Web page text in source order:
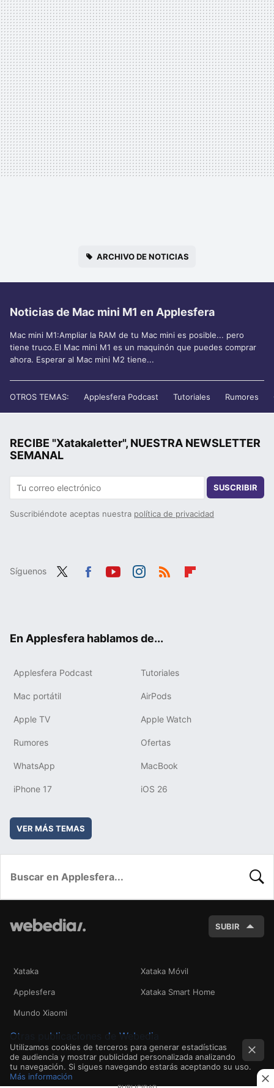
ARCHIVO DE NOTICIAS
Noticias de Mac mini M1 en Applesfera
Mac mini M1:Ampliar la RAM de tu Mac mini es posible... pero
tiene truco.El Mac mini M1 es un maquinón que puedes comprar
ahora. Esperar al Mac mini M2 tiene...
OTROS TEMAS: Applesfera Podcast Tutoriales Rumores
RECIBE "Xatakaletter", NUESTRA NEWSLETTER
SEMANAL
SUSCRIBIR
Suscribiéndote aceptas nuestra política de privacidad
Síguenos
En Applesfera hablamos de...
Applesfera Podcast Tutoriales
Mac portátil AirPods
Apple TV Apple Watch
Rumores Ofertas
WhatsApp MacBook
iPhone 17 iOS 26
VER MÁS TEMAS
SUBIR
Xataka Xataka Móvil
Applesfera Xataka Smart Home
Mundo Xiaomi
Otras publicaciones de Webedia
Utilizamos cookies de terceros para generar estadísticas
de audiencia y mostrar publicidad personalizada analizando
tu navegación. Si sigues navegando estarás aceptando su uso.
Más información